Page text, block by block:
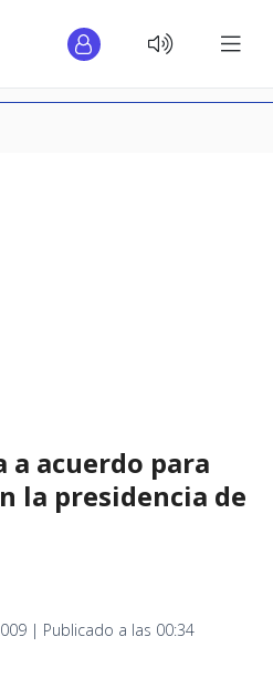
a acuerdo para
la presidencia de
| Publicado a las 00:34